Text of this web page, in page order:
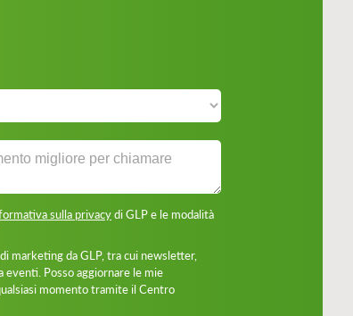
sulla privacydi GLP e le modalità
marketing da GLP, tra cui newsletter,
Posso aggiornare le mie
momento tramite il Centro